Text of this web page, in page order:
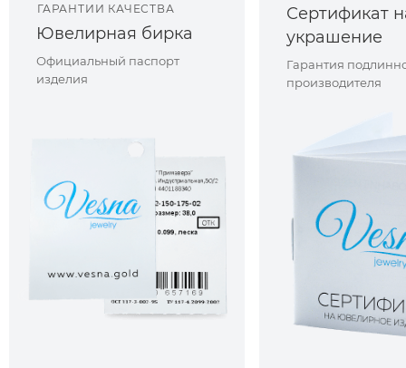
ГАРАНТИИ КАЧЕСТВА
Ювелирная бирка
Официальный паспорт
изделия
Сертификат
украшение
Гарантия
производителя